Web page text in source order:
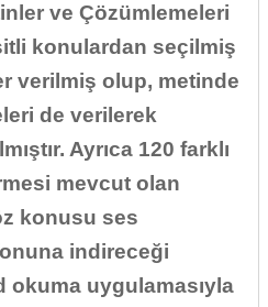
ve Çözümlemeleri
konulardan seçilmiş
verilmiş olup, metinde
de verilerek
Ayrıca 120 farklı
mevcut olan
konusu ses
indireceği
okuma uygulamasıyla